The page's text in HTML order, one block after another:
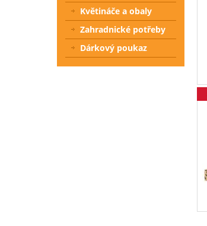
Květináče a obaly
Zahradnické potřeby
Dárkový poukaz